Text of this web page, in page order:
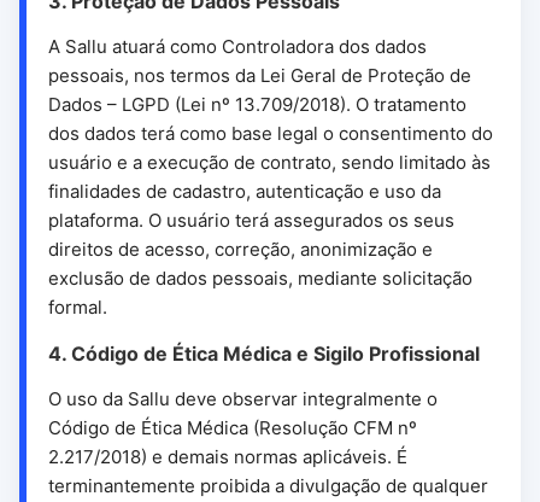
A Sallu atuará como Controladora dos dados
pessoais, nos termos da Lei Geral de Proteção de
Dados – LGPD (Lei nº 13.709/2018). O tratamento
dos dados terá como base legal o consentimento do
usuário e a execução de contrato, sendo limitado às
finalidades de cadastro, autenticação e uso da
plataforma. O usuário terá assegurados os seus
direitos de acesso, correção, anonimização e
exclusão de dados pessoais, mediante solicitação
formal.
4. Código de Ética Médica e Sigilo Profissional
O uso da Sallu deve observar integralmente o
Código de Ética Médica (Resolução CFM nº
2.217/2018) e demais normas aplicáveis. É
terminantemente proibida a divulgação de qualquer